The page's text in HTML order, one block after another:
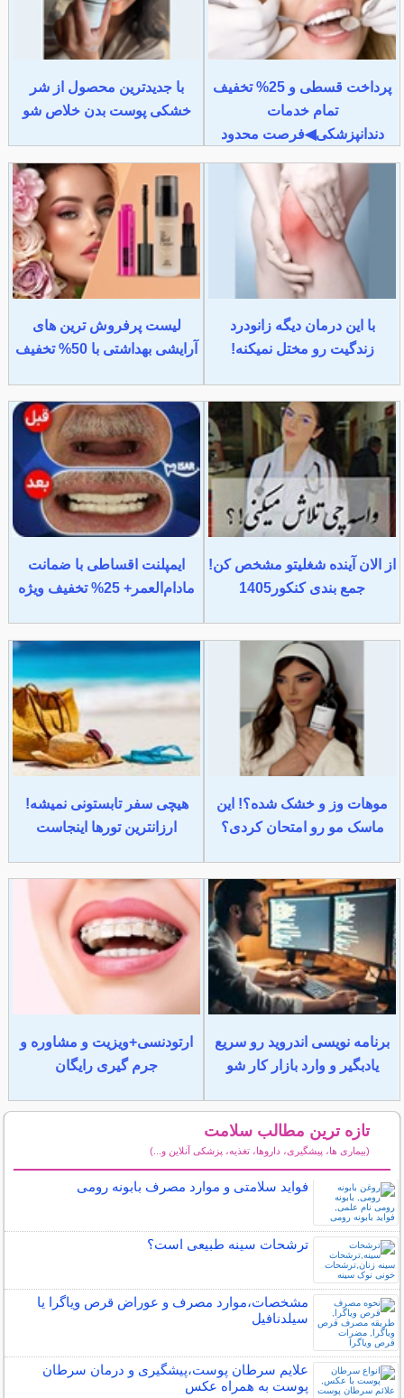
پرداخت قسطی و 25% تخفیف
تمام خدمات
دندانپزشکی◀فرصت محدود
با جدیدترین محصول از شر
خشکی پوست بدن خلاص شو
با این درمان دیگه زانودرد
زندگیت رو مختل نمیکنه!
لیست پرفروش ترین های
آرایشی بهداشتی با 50% تخفیف
از الان آینده شغلیتو مشخص کن!
جمع بندی کنکور1405
ایمپلنت اقساطی با ضمانت
مادام‌العمر+ 25% تخفیف ویژه
موهات وز و خشک شده؟! این
ماسک مو رو امتحان کردی؟
هیچی سفر تابستونی نمیشه!
ارزانترین تورها اینجاست
برنامه نویسی اندروید رو سریع
یادبگیر و وارد بازار کار شو
ارتودنسی+ویزیت و مشاوره و
جرم گیری رایگان
تازه ترین مطالب سلامت
(بیماری ها، پیشگیری، داروها، تغذیه، پزشکی آنلاین و...)
فواید سلامتی و موارد مصرف بابونه رومی
ترشحات سینه طبیعی است؟
مشخصات،موارد مصرف و عوراض قرص ویاگرا یا
سیلدنافیل
علایم سرطان پوست،پیشگیری و درمان سرطان
پوست به همراه عکس